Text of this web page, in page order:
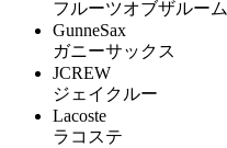
フルーツオブザルーム
GunneSax
ガニーサックス
JCREW
ジェイクルー
Lacoste
ラコステ